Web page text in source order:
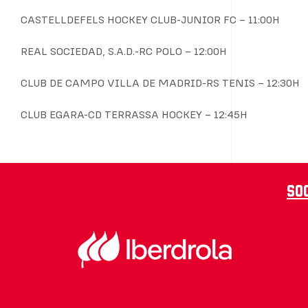
CASTELLDEFELS HOCKEY CLUB-JUNIOR FC – 11:00H
REAL SOCIEDAD, S.A.D.-RC POLO – 12:00H
CLUB DE CAMPO VILLA DE MADRID-RS TENIS – 12:30H
CLUB EGARA-CD TERRASSA HOCKEY – 12:45H